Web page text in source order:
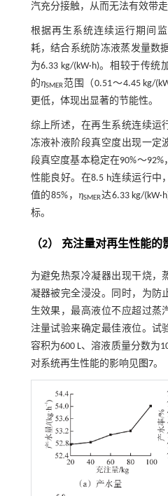
汽充分接触，从而无法有效带走
根据再生系统连续运行期间
耗，结合系统防冻液蒸发量数
为6.33 kg/(kW·h)。相较于传
的ηSMER范围（0.51～4.45 kg/
更低，体现出显著的节能性。
综上所述，在再生系统连续运
冻液补液阶段真空度出现一定
段真空度基本稳定在90%～
性能良好。在8.5 h连续运行中
值的85%， ηSMER达6.33 kg/
标。
（2） 充注量对再生性能的
为避免热泵冷凝器出现干烧，
凝器被完全浸没。同时，为防
生效果，最高液位不应超过蒸
注量试验来确定最佳液位。试
容积为600 L、溶液质量分数为
对系统再生性能的影响见图7。